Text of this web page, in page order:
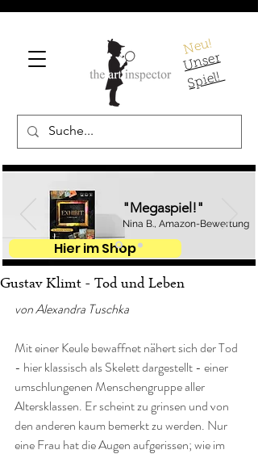
Neu!
U
ns
er
S
pi
el!
"Megaspiel!"
Nina B., Amazon-Bewertung
Hier im Shop
Gustav Klimt - Tod und Leben
von Alexandra Tuschka
Mit einer Keule bewaffnet nähert sich der Tod
- hier klassisch als Skelett dargestellt - einer
umschlungenen Menschengruppe aller
Altersklassen. Er scheint zu grinsen und von
den anderen kaum bemerkt zu werden. Nur
eine Frau hat die Augen aufgerissen; wie im